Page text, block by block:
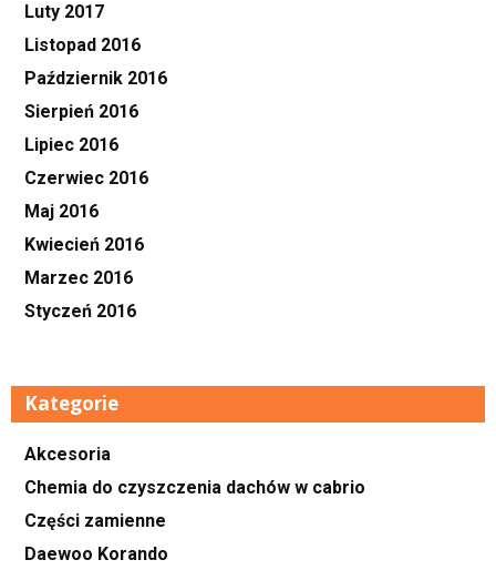
Luty 2017
Listopad 2016
Październik 2016
Sierpień 2016
Lipiec 2016
Czerwiec 2016
Maj 2016
Kwiecień 2016
Marzec 2016
Styczeń 2016
Kategorie
Akcesoria
Chemia do czyszczenia dachów w cabrio
Części zamienne
Daewoo Korando